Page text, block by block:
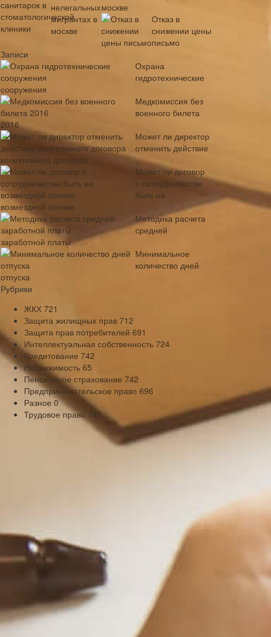
москве
Отказ в
снижении цены
письмо
Записи
Охрана
гидротехнические
сооружения
Медкомиссия без
военного билета
2016
Может ли директор
отменить действие
колективного договора
Может ли договор
о сотрудничестве
быть на
возмездной основе
Методика расчета
средней
заработной платы
Минимальное
количество дней
отпуска
Рубрики
ЖКХ 721
Защита жилищных прав 712
Защита прав потребителей 691
Интеллектуальная собственность 724
Кредитование 742
Недвижимость 65
Пенсионное страхование 742
Предпринимательское право 696
Разное 0
Трудовое право 741